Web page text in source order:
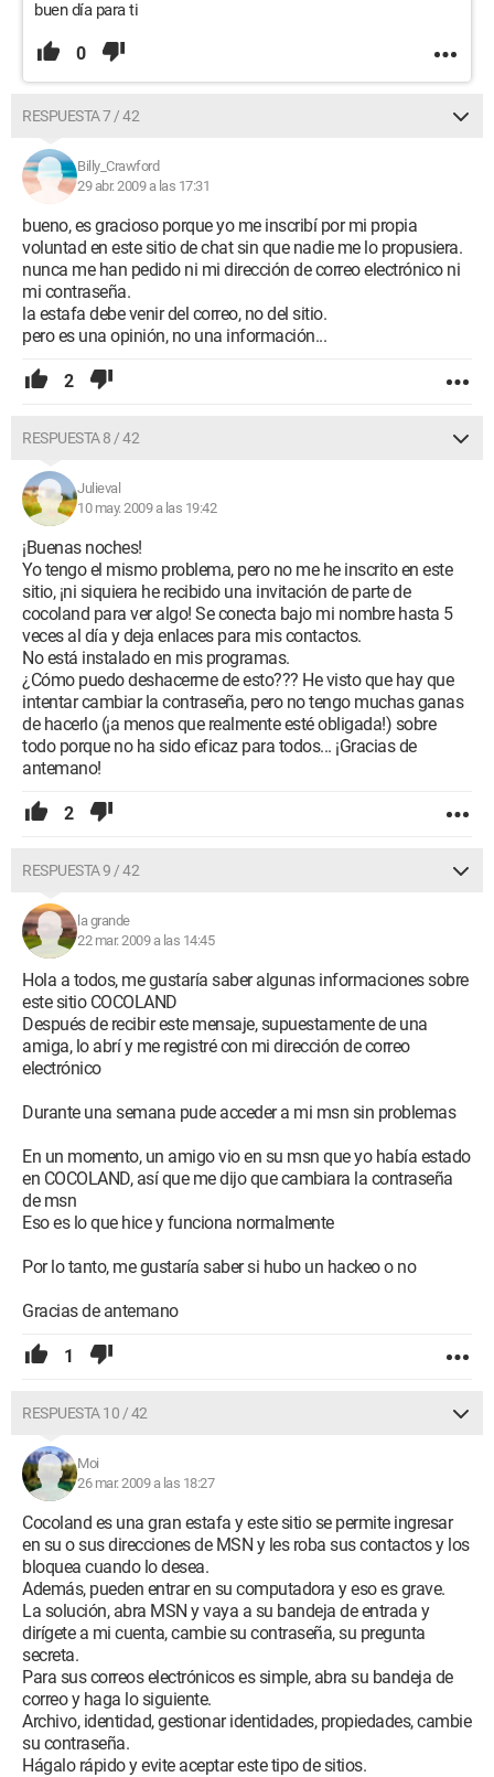
buen día para ti
0
RESPUESTA 7 / 42
Billy_Crawford
29 abr. 2009 a las 17:31
bueno, es gracioso porque yo me inscribí por mi propia
voluntad en este sitio de chat sin que nadie me lo propusiera.
nunca me han pedido ni mi dirección de correo electrónico ni
mi contraseña.
la estafa debe venir del correo, no del sitio.
pero es una opinión, no una información...
2
RESPUESTA 8 / 42
Julieval
10 may. 2009 a las 19:42
¡Buenas noches!
Yo tengo el mismo problema, pero no me he inscrito en este
sitio, ¡ni siquiera he recibido una invitación de parte de
cocoland para ver algo! Se conecta bajo mi nombre hasta 5
veces al día y deja enlaces para mis contactos.
No está instalado en mis programas.
¿Cómo puedo deshacerme de esto??? He visto que hay que
intentar cambiar la contraseña, pero no tengo muchas ganas
de hacerlo (¡a menos que realmente esté obligada!) sobre
todo porque no ha sido eficaz para todos... ¡Gracias de
antemano!
2
RESPUESTA 9 / 42
la grande
22 mar. 2009 a las 14:45
Hola a todos, me gustaría saber algunas informaciones sobre
este sitio COCOLAND
Después de recibir este mensaje, supuestamente de una
amiga, lo abrí y me registré con mi dirección de correo
electrónico
Durante una semana pude acceder a mi msn sin problemas
En un momento, un amigo vio en su msn que yo había estado
en COCOLAND, así que me dijo que cambiara la contraseña
de msn
Eso es lo que hice y funciona normalmente
Por lo tanto, me gustaría saber si hubo un hackeo o no
Gracias de antemano
1
RESPUESTA 10 / 42
Moi
26 mar. 2009 a las 18:27
Cocoland es una gran estafa y este sitio se permite ingresar
en su o sus direcciones de MSN y les roba sus contactos y los
bloquea cuando lo desea.
Además, pueden entrar en su computadora y eso es grave.
La solución, abra MSN y vaya a su bandeja de entrada y
dirígete a mi cuenta, cambie su contraseña, su pregunta
secreta.
Para sus correos electrónicos es simple, abra su bandeja de
correo y haga lo siguiente.
Archivo, identidad, gestionar identidades, propiedades, cambie
su contraseña.
Hágalo rápido y evite aceptar este tipo de sitios.